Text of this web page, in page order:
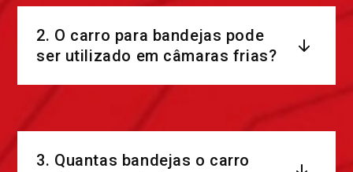
2. O carro para bandejas pode
ser utilizado em câmaras frias?
3. Quantas bandejas o carro